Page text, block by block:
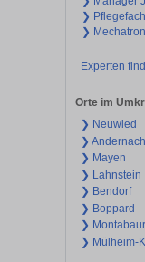
❯
❯
Experten
Orte im
❯ Neuwied
❯ Andernach
❯ Mayen
❯ Lahnstein
❯ Bendorf
❯ Boppard
❯ Montabaur
❯ Mülheim-